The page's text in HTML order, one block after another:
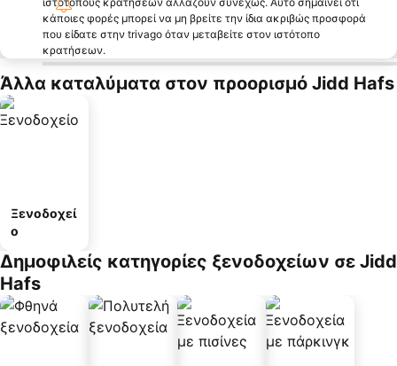
κάποιες φορές μπορεί να μη βρείτε την ίδια ακριβώς προσφορά
που είδατε στην trivago όταν μεταβείτε στον ιστότοπο
κρατήσεων.
Άλλα καταλύματα στον προορισμό Jidd Hafs
Ξενοδοχεί
ο
Δημοφιλείς κατηγορίες ξενοδοχείων σε Jidd
Hafs